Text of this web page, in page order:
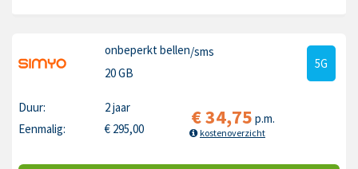
onbeperkt bellen/sms
20 GB
5G
Duur:
2 jaar
Eenmalig:
€ 295,00 €34,75 p.m.
kostenoverzicht